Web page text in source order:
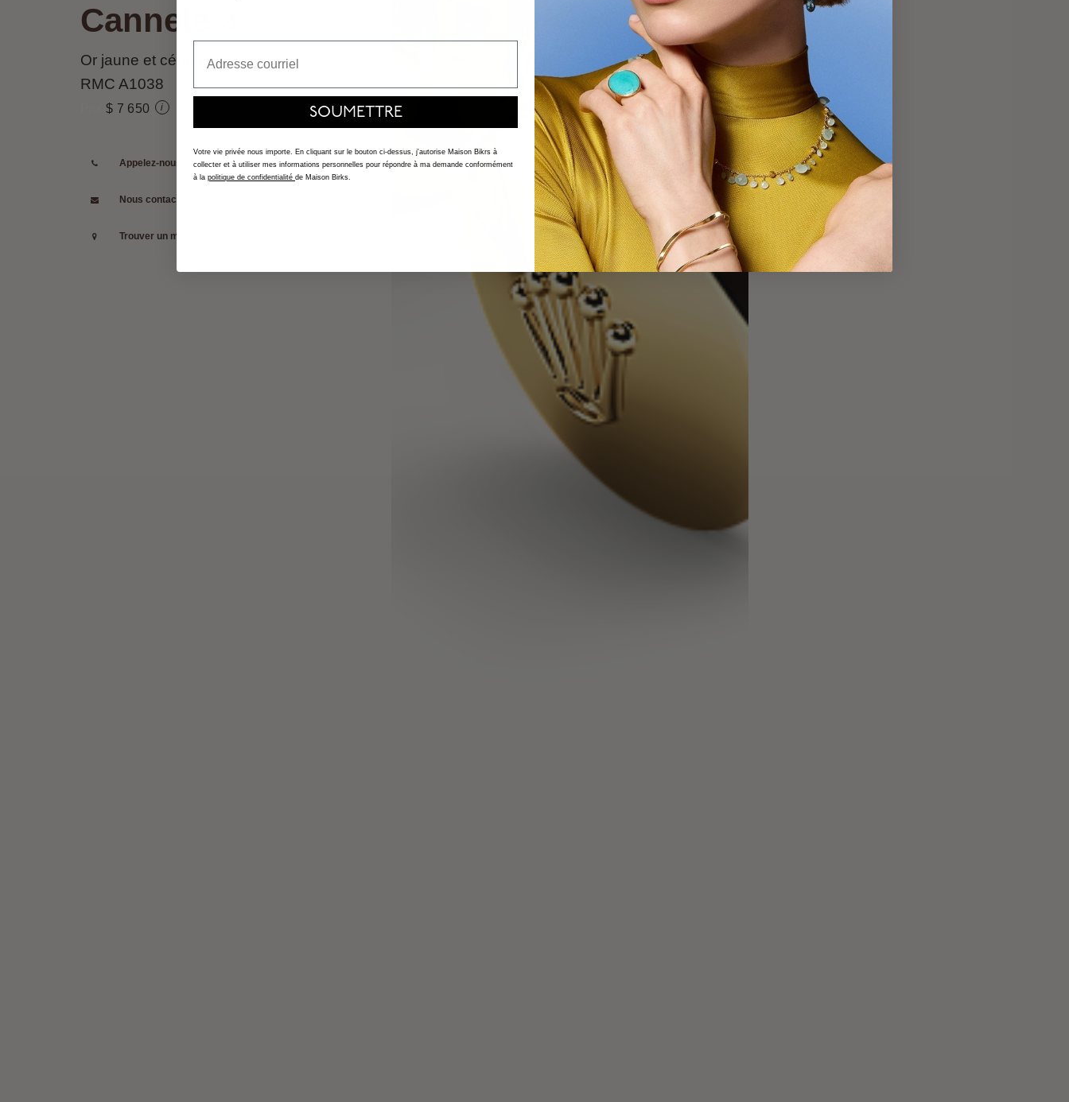
Cannelé »
Or jaune et céramique
RMC A1038
$ 7 650 i
Appelez-nous
Nous contacter
Trouver un magasin
SOUMETTRE
Votre vie privée nous importe. En cliquant sur le bouton ci-dessus, j'autorise Maison Bikrs à
collecter et à utiliser mes informations personnelles pour répondre à ma demande conformément
à la politique de confidentialité de Maison Birks.